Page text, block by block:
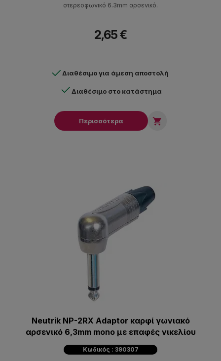
στερεοφωνικό 6.3mm αρσενικό.
2,65 €
Διαθέσιμο για άμεση αποστολή
Διαθέσιμο στο κατάστημα
Περισσότερα 
Neutrik NP-2RX Adaptor καρφί γωνιακό
αρσενικό 6,3mm mono με επαφές νικελίου
Κωδικός : 390307